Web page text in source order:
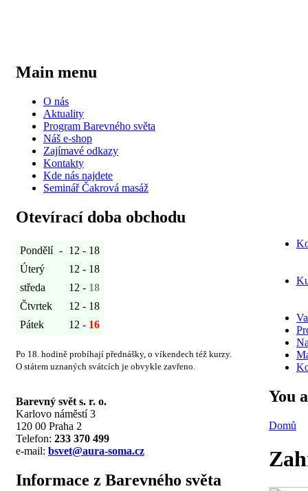
Main menu
O nás
Aktuality
Program Barevného světa
Náš e-shop
Zajímavé odkazy
Kontakty
Kde nás najdete
Seminář Čakrová masáž
Otevírací doba obchodu
Pondělí - 12 - 18
Úterý
12 - 18
středa
12 - 18
Čtvrtek
12 - 18
Pátek
12 - 16
Po 18. hodině probíhají přednášky, o víkendech též kurzy.
O státem uznaných svátcích je obvykle zavřeno.
Barevný svět s. r. o.
Karlovo náměstí 3
120 00 Praha 2
Telefon: 233 370 499
e-mail: bsvet@aura-soma.cz
Informace z Barevného světa
You
Domů